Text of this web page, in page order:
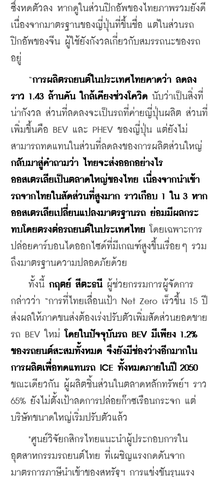
ซึ่งหดตัวลง หากดูในส่วนปิกอัพของไทยภาพรวมยังดี
เนื่องจากมาตรฐานของญี่ปุ่นที่ขึ้นชื่อ แต่ในส่วนรถ
ปิกอัพของจีน ผู้ใช้ยังกังวลเกี่ยวกับสมรรถนะของรถ
อยู่
“การผลิตรถยนต์ในประเทศไทยคาดว่า ลดลง
ราว 1.43 ล้านคัน ใกล้เคียงช่วงโควิด นับว่าเป็นสิ่งที่
น่ากังวล ส่วนที่ลดลงจะเป็นรถที่ค่ายญี่ปุ่นผลิต ส่วนที่
เพิ่มขึ้นคือ BEV และ PHEV ของญี่ปุ่น แต่ยังไม่
กลับมาสู่คำถามว่า ไทยจะส่งออกอย่างไร
ออสเตรเลียเป็นตลาดใหญ่ของไทย เนื่องจากนำเข้า
รถจากไทยในสัดส่วนที่สูงมาก ราวเกือบ 1 ใน 3 หาก
ออสเตรเลียเปลี่ยนแปลงมาตรฐานรถ ย่อมมีผลกระ
ทบโดยตรงต่อรถยนต์ในประเทศไทย โดยเฉพาะการ
ปล่อยคาร์บอนไดออกไซด์ที่มีเกณฑ์สูงขึ้นเรื่อยๆ รวม
ถึงมาตรฐานความปลอดภัยด้วย
ทั้งนี้ กฤตย์ สีตะธนี ผู้ช่วยกรรมการผู้จัดการ
กล่าวว่า “การที่ไทยเลื่อนเป้า Net Zero เร็วขึ้น 15 ปี
ส่งผลให้ภาคขนส่งต้องเร่งปรับตัวเพิ่มสัดส่วนยอดขาย
รถ BEV ใหม่
โดยในปัจจุบันรถ BEV มีเพียง 1.2%
ของรถยนต์สะสมทั้งหมด จึงยังมีช่องว่างอีกมากใน
การผลิตเพื่อทดแทนรถ ICE ทั้งหมดภายในปี 2050
ขณะเดียวกัน ผู้ผลิตชิ้นส่วนในตลาดหลักทรัพย์ฯ ราว
65% ยังไม่ตั้งเป้าลดการปล่อยก๊าซเรือนกระจก แต่
บริษัทขนาดใหญ่เริ่มปรับตัวแล้ว
"ศูนย์วิจัยกสิกรไทยแนะนำผู้ประกอบการใน
อุตสาหกรรมรถยนต์ไทย ที่เผชิญแรงกดดันจาก
มาตรการภาษีนำเข้าของสหรัฐฯ การแข่งขันรุนแรง